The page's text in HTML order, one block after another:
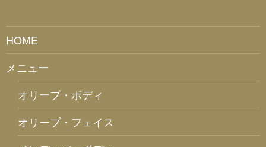
HOME
メニュー
オリーブ・ボディ
オリーブ・フェイス